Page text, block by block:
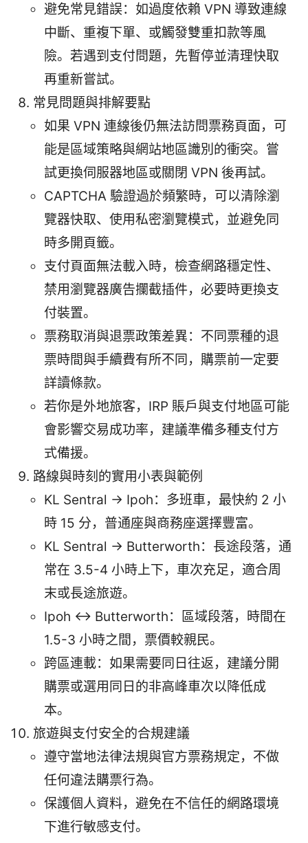
避免常見錯誤：如過度依賴 VPN 導致連線
中斷、重複下單、或觸發雙重扣款等風
險。若遇到支付問題，先暫停並清理快取
再重新嘗試。
常見問題與排解要點
如果 VPN 連線後仍無法訪問票務頁面，可
能是區域策略與網站地區識別的衝突。嘗
試更換伺服器地區或關閉 VPN 後再試。
CAPTCHA 驗證過於頻繁時，可以清除瀏
覽器快取、使用私密瀏覽模式，並避免同
時多開頁籤。
支付頁面無法載入時，檢查網路穩定性、
禁用瀏覽器廣告攔截插件，必要時更換支
付裝置。
票務取消與退票政策差異：不同票種的退
票時間與手續費有所不同，購票前一定要
詳讀條款。
若你是外地旅客，IRP 賬戶與支付地區可能
會影響交易成功率，建議準備多種支付方
式備援。
路線與時刻的實用小表與範例
KL Sentral → Ipoh：多班車，最快約 2 小
時 15 分，普通座與商務座選擇豐富。
KL Sentral → Butterworth：長途段落，通
常在 3.5-4 小時上下，車次充足，適合周
末或長途旅遊。
Ipoh ↔ Butterworth：區域段落，時間在
1.5-3 小時之間，票價較親民。
跨區連載：如果需要同日往返，建議分開
購票或選用同日的非高峰車次以降低成
本。
旅遊與支付安全的合規建議
遵守當地法律法規與官方票務規定，不做
任何違法購票行為。
保護個人資料，避免在不信任的網路環境
下進行敏感支付。